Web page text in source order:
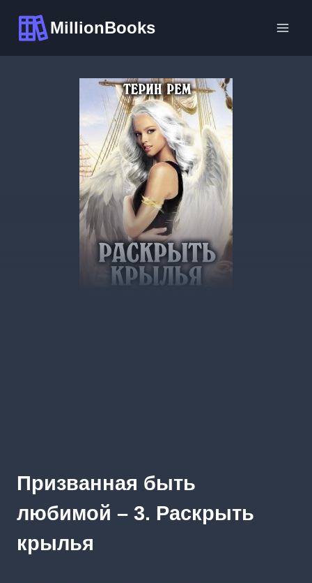
содержимому
MillionBooks
Призванная быть
любимой – 3. Раскрыть
крылья